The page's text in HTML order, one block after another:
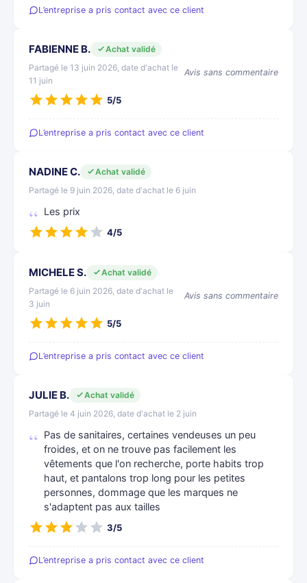
L’entreprise a pris contact avec ce client
FABIENNE B.
Achat validé
Partagé le 13 juin 2026, date d'achat le
11 juin
Avis sans commentaire
5/5
L’entreprise a pris contact avec ce client
NADINE C.
Achat validé
Partagé le 9 juin 2026, date d'achat le 6 juin
Les prix
4/5
MICHELE S.
Achat validé
Partagé le 6 juin 2026, date d'achat le
3 juin
Avis sans commentaire
5/5
L’entreprise a pris contact avec ce client
JULIE B.
Achat validé
Partagé le 4 juin 2026, date d'achat le 2 juin
Pas de sanitaires, certaines vendeuses un peu
froides, et on ne trouve pas facilement les
vêtements que l'on recherche, porte habits trop
haut, et pantalons trop long pour les petites
personnes, dommage que les marques ne
s'adaptent pas aux tailles
3/5
L’entreprise a pris contact avec ce client